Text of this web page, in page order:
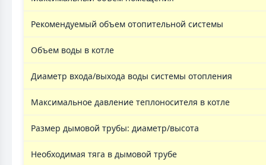
Рекомендуемый объем отопительной системы
Объем воды в котле
Диаметр входа/выхода воды системы отопления
Максимальное давление теплоносителя в котле
Размер дымовой трубы: диаметр/высота
Необходимая тяга в дымовой трубе